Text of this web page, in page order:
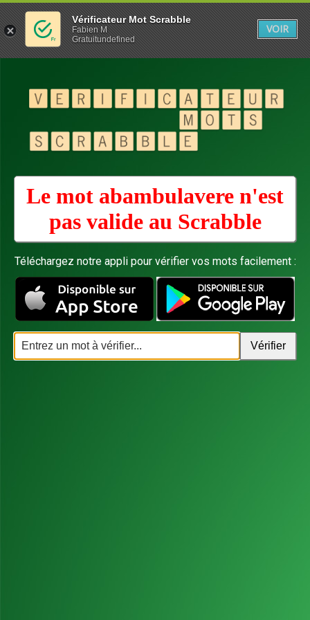
Le mot abambulavere n'est
pas valide au Scrabble
Téléchargez notre appli pour vérifier vos mots facilement :
Vérificateur Mot Scrabble
Fabien M
Gratuitundefined
VOIR